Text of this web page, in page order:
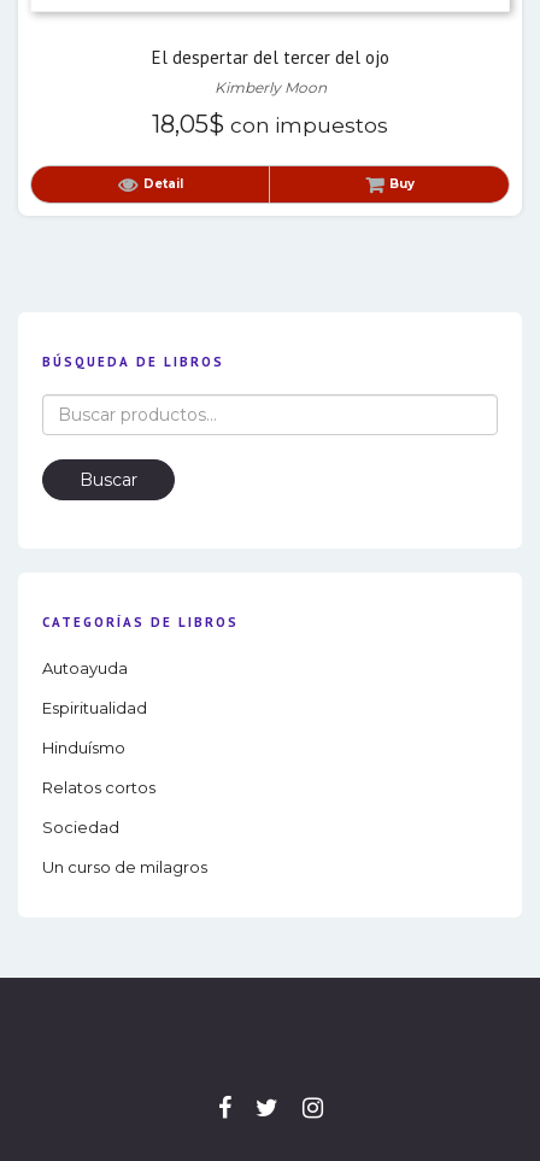
El despertar del tercer del ojo
Kimberly Moon
18,05$ con impuestos
Detail Buy
BÚSQUEDA DE LIBROS
Buscar
por:
Buscar
CATEGORÍAS DE LIBROS
Autoayuda
Espiritualidad
Hinduísmo
Relatos cortos
Sociedad
Un curso de milagros